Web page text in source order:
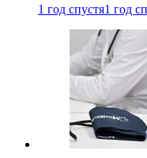
1 год спустя1 год